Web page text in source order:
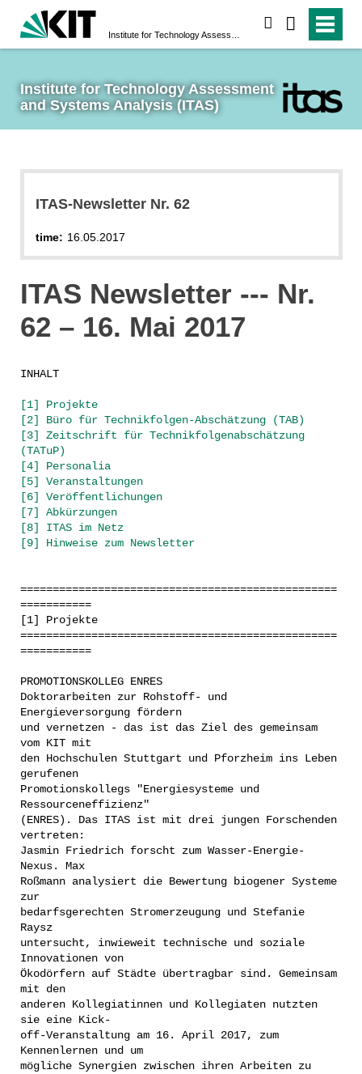
Institute for Technology Assessment
and Systems Analysis (ITAS)
ITAS-Newsletter Nr. 62
time: 16.05.2017
ITAS Newsletter --- Nr.
62 – 16. Mai 2017
INHALT
[1] Projekte
[2] Büro für Technikfolgen-Abschätzung (TAB)
[3] Zeitschrift für Technikfolgenabschätzung
(TATuP)
[4] Personalia
[5] Veranstaltungen
[6] Veröffentlichungen
[7] Abkürzungen
[8] ITAS im Netz
[9] Hinweise zum Newsletter
=================================================
===========
[1] Projekte
=================================================
===========
PROMOTIONSKOLLEG ENRES
Doktorarbeiten zur Rohstoff- und
Energieversorgung fördern
und vernetzen - das ist das Ziel des gemeinsam
vom KIT mit
den Hochschulen Stuttgart und Pforzheim ins Leben
gerufenen
Promotionskollegs "Energiesysteme und
Ressourceneffizienz"
(ENRES). Das ITAS ist mit drei jungen Forschenden
vertreten:
Jasmin Friedrich forscht zum Wasser-Energie-
Nexus. Max
Roßmann analysiert die Bewertung biogener Systeme
zur
bedarfsgerechten Stromerzeugung und Stefanie
Raysz
untersucht, inwieweit technische und soziale
Innovationen von
Ökodörfern auf Städte übertragbar sind. Gemeinsam
mit den
anderen Kollegiatinnen und Kollegiaten nutzten
sie eine Kick-
off-Veranstaltung am 16. April 2017, zum
Kennenlernen und um
mögliche Synergien zwischen ihren Arbeiten zu